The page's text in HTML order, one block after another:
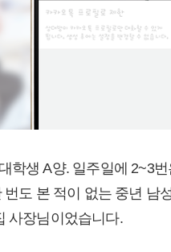
학생 A양. 일주일에 2~3
도 본 적이 없는 중년 남
사장님이었습니다.